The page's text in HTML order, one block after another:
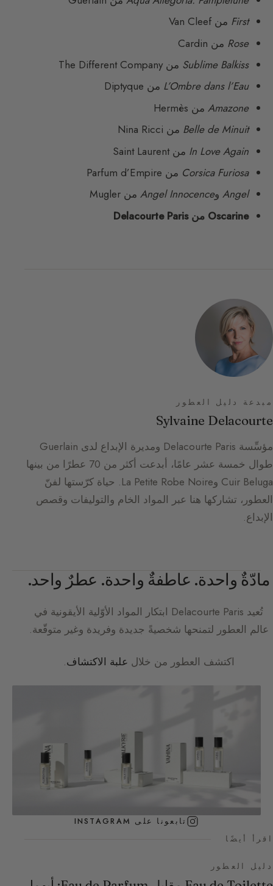
First من Van Cleef
Rose من Cardin
Sublime Balkiss من The Different Company
L’Ombre dans l’Eau من Diptyque
Amazone من Hermès
Belle de Minuit من Nina Ricci
In Love Again من Saint Laurent
Corsica Furiosa من Parfum d’Empire
Angel وAngel Innocence من Mugler
Oscarine من Delacourte Paris
مبدعة دليل العطور
Sylvaine Delacourte
مؤسِّسة Delacourte Paris ومديرة الإبداع لدى Guerlain
طوال خمسة عشر عامًا، أبدعت أكثر من 70 عطرًا من بينها
Cuir Beluga وLa Petite Robe Noire. حياة كرّستها لفنّ
العطور، تشاركها هنا عبر المواد الخام والتوليفات وقصص
الإبداع.
مادّةٌ واحدة. عاطفةٌ واحدة. عطرٌ واحد.
تُعيد Delacourte Paris ابتكار المواد الأوّلية الأيقونية في
عالم العطور لتمنحها شخصيةً جديدة وفريدة وغير متوقّعة.
اكتشف العطور من خلال علبة الاكتشاف.
تابعونا على INSTAGRAM
اقرأ أيضًا
دليل العطور